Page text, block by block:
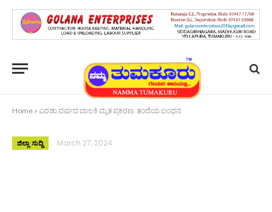
Home » ಎರಡು ವರ್ಷದ ಬಾಲಕಿ ಮೃತ ಪ್ರಕರಣ: ತಂದೆಯ ಬಂಧನ
ಜಿಲ್ಲಾ ಸುದ್ದಿ March 27, 2024